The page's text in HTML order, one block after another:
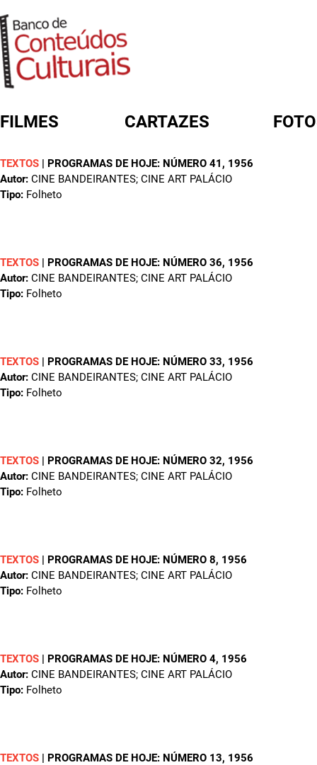
FILMES CARTAZES
TEXTOS | PROGRAMAS DE HOJE: NÚMERO 41 , 1956
Autor: CINE BANDEIRANTES; CINE ART PALÁCIO
Tipo: Folheto
TEXTOS | PROGRAMAS DE HOJE: NÚMERO 36, 1956
Autor: CINE BANDEIRANTES; CINE ART PALÁCIO
Tipo: Folheto
TEXTOS | PROGRAMAS DE HOJE: NÚMERO 33, 1956
Autor: CINE BANDEIRANTES; CINE ART PALÁCIO
Tipo: Folheto
TEXTOS | PROGRAMAS DE HOJE: NÚMERO 32, 1956
Autor: CINE BANDEIRANTES; CINE ART PALÁCIO
Tipo: Folheto
TEXTOS | PROGRAMAS DE HOJE: NÚMERO 8, 1956
Autor: CINE BANDEIRANTES; CINE ART PALÁCIO
Tipo: Folheto
TEXTOS | PROGRAMAS DE HOJE: NÚMERO 4, 1956
Autor: CINE BANDEIRANTES; CINE ART PALÁCIO
Tipo: Folheto
TEXTOS | PROGRAMAS DE HOJE: NÚMERO 13, 1956
FORMULÁRIO DE BUSCA